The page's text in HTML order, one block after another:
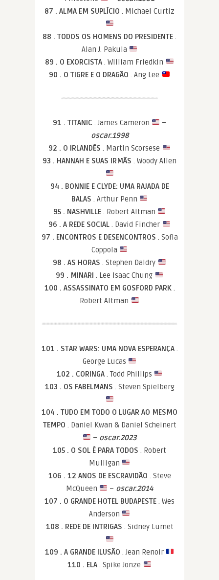
87 . ALMA EM SUPLÍCIO . Michael Curtiz
88 . TODOS OS HOMENS DO PRESIDENTE .
Alan J. Pakula
89 . O EXORCISTA. William Friedkin
90 . O TIGRE E O DRAGÃO. Ang Lee
91 . TITANIC . James Cameron
–
oscar.1998
92 . O IRLANDÊS. Martin Scorsese
93 . HANNAH E SUAS IRMÃS . Woody Allen
94 . BONNIE E CLYDE: UMA RAJADA DE
BALAS . Arthur Penn
95 . NASHVILLE . Robert Altman
96 . A REDE SOCIAL. David Fincher
97 . ENCONTROS E DESENCONTROS . Sofia
Coppola
98 . AS HORAS. Stephen Daldry
99 . MINARI. Lee Isaac Chung
100 . ASSASSINATO EM GOSFORD PARK .
Robert Altman
101 . STAR WARS: UMA NOVA ESPERANÇA .
George Lucas
102 . CORINGA . Todd Phillips
103 . OS FABELMANS . Steven Spielberg
104 . TUDO EM TODO O LUGAR AO MESMO
TEMPO . Daniel Kwan & Daniel Scheinert
– oscar.2023
105 . O SOL É PARA TODOS . Robert
Mulligan
106 . 12 ANOS DE ESCRAVIDÃO . Steve
McQueen
– oscar.2014
107 . O GRANDE HOTEL BUDAPESTE . Wes
Anderson
108 . REDE DE INTRIGAS . Sidney Lumet
109 . A GRANDE ILUSÃO . Jean Renoir
110 . ELA. Spike Jonze